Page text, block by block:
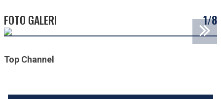
FOTO GALERI 1/8
Top Channel